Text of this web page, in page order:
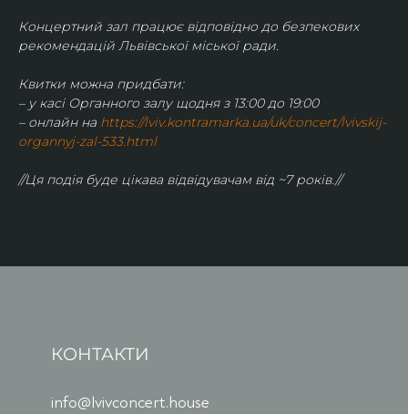
Концертний зал працює відповідно до безпекових
рекомендацій Львівської міської ради.
Квитки можна придбати:
– у касі Органного залу щодня з 13:00 до 19:00
– онлайн на https://lviv.kontramarka.ua/uk/concert/lvivskij-
organnyj-zal-533.html
//Ця подія буде цікава відвідувачам від ~7 років.//
КОНТАКТИ
info@lvivconcert.house